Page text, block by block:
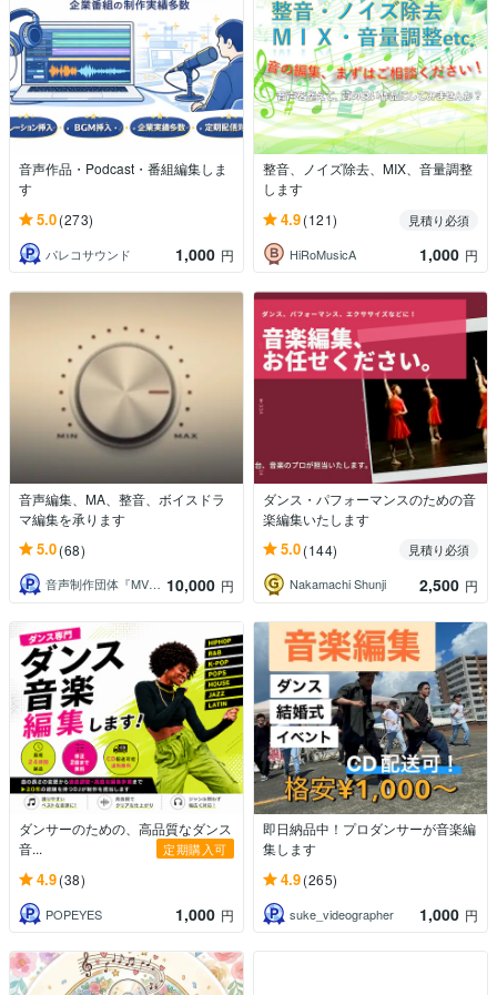
音声作品・Podcast・番組編集しま
す
5.0(273)
パレコサウンド 1,000 円
整音、ノイズ除去、MIX、音量調整
します
4.9(121)
見積り必須
HiRoMusicA
1,000 円
音声編集、MA、整音、ボイスドラ
マ編集を承ります
5.0(68)
音声制作団体『MVStudio』 10,000 円
ダンス・パフォーマンスのための音
楽編集いたします
5.0(144)
見積り必須
Nakamachi Shunji
2,500 円
ダンサーのための、高品質なダンス
音...
定期購入可
4.9(38)
POPEYES 1,000 円
即日納品中！プロダンサーが音楽編
集します
4.9(265)
suke_videographer 1,000 円